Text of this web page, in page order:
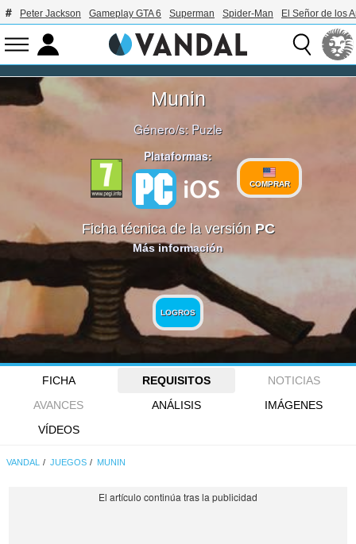
Peter Jackson Gameplay GTA 6 Superman Spider-Man El Señor de los
Munin
Género/s: Puzle
Plataformas:
COMPRAR
Ficha técnica de la versión PC
Más información
LOGROS
FICHA REQUISITOS
NOTICIAS
AVANCES
ANÁLISIS
IMÁGENES
VÍDEOS
VANDAL JUEGOS MUNIN